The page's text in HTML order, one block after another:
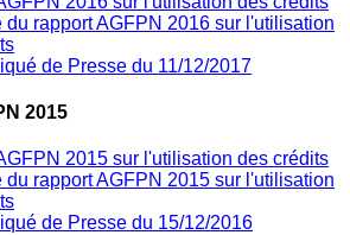
du rapport AGFPN 2016 sur l'utilisation
de Presse du 11/12/2017
2015
2015 sur l'utilisation des crédits
du rapport AGFPN 2015 sur l'utilisation
de Presse du 15/12/2016